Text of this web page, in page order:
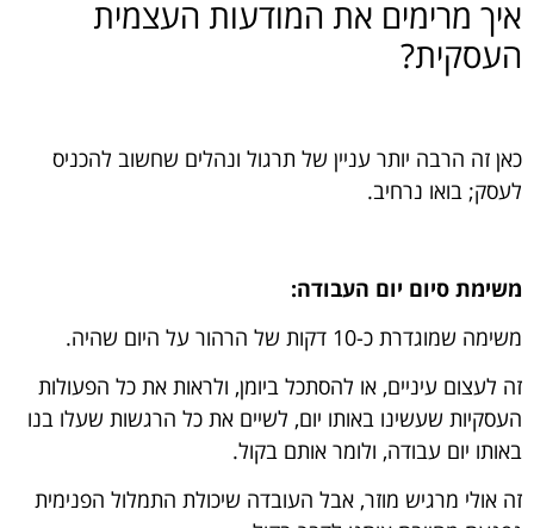
איך מרימים את המודעות העצמית
העסקית?
כאן זה הרבה יותר עניין של תרגול ונהלים שחשוב להכניס
לעסק; בואו נרחיב.
משימת סיום יום העבודה:
משימה שמוגדרת כ-10 דקות של הרהור על היום שהיה.
זה לעצום עיניים, או להסתכל ביומן, ולראות את כל הפעולות
העסקיות שעשינו באותו יום, לשיים את כל הרגשות שעלו בנו
באותו יום עבודה, ולומר אותם בקול.
זה אולי מרגיש מוזר, אבל העובדה שיכולת התמלול הפנימית